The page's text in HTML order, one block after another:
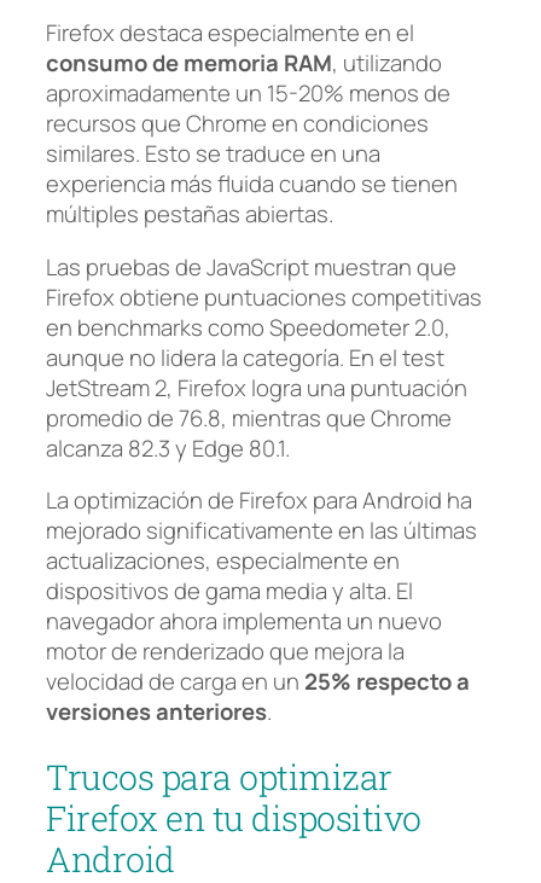
Firefox destaca especialmente en el
consumo de memoria RAM, utilizando
aproximadamente un 15-20% menos de
recursos que Chrome en condiciones
similares. Esto se traduce en una
experiencia más fluida cuando se tienen
múltiples pestañas abiertas.
Las pruebas de JavaScript muestran que
Firefox obtiene puntuaciones competitivas
en benchmarks como Speedometer 2.0,
aunque no lidera la categoría. En el test
JetStream 2, Firefox logra una puntuación
promedio de 76.8, mientras que Chrome
alcanza 82.3 y Edge 80.1.
La optimización de Firefox para Android ha
mejorado significativamente en las últimas
actualizaciones, especialmente en
dispositivos de gama media y alta. El
navegador ahora implementa un nuevo
motor de renderizado que mejora la
velocidad de carga en un 25% respecto a
versiones anteriores.
Trucos para optimizar
Firefox en tu dispositivo
Android